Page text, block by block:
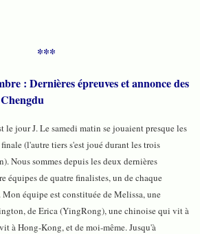
***
: Dernières épreuves et annonce des
le jour J. Le samedi matin se jouaient presque les
(l'autre tiers s'est joué durant les trois
Nous sommes depuis les deux dernières
équipes de quatre finalistes, un de chaque
équipe est constituée de Melissa, une
de Erica (YingRong), une chinoise qui vit à
à Hong-Kong, et de moi-même. Jusqu'à